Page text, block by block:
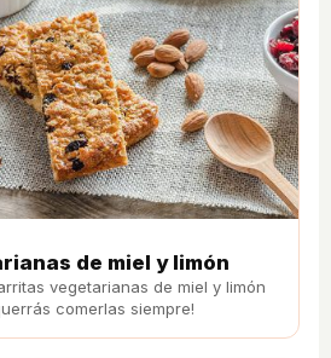
de miel y limón
vegetarianas de miel y limón
comerlas siempre!